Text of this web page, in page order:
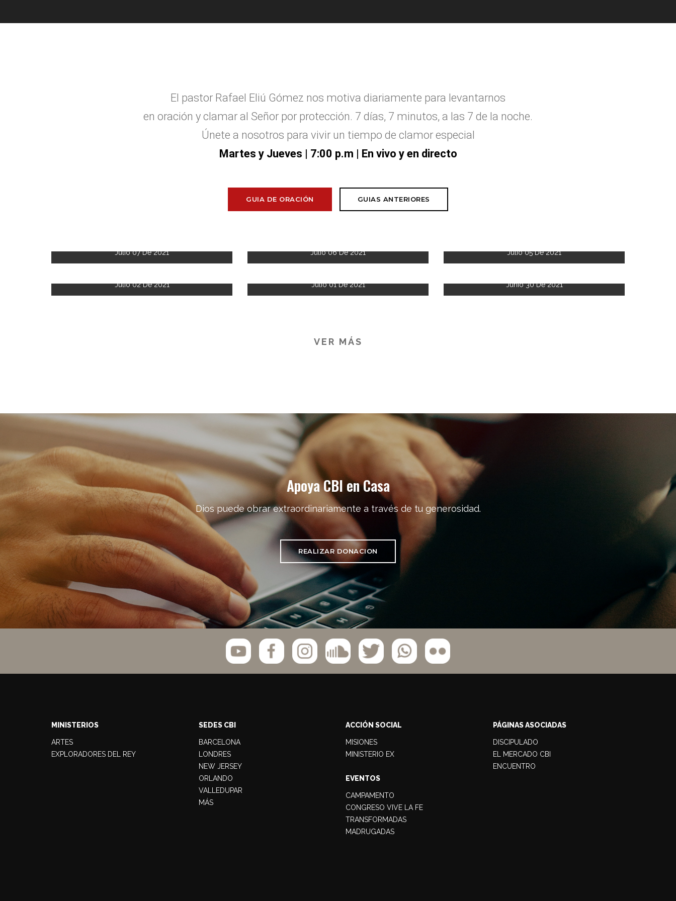
El pastor Rafael Eliú Gómez nos motiva diariamente para levantarnos
en oración y clamar al Señor por protección. 7 días, 7 minutos, a las 7 de la noche.
Únete a nosotros para vivir un tiempo de clamor especial
Martes y Jueves | 7:00 p.m | En vivo y en directo
GUIA DE ORACIÓN GUIAS ANTERIORES
Julio 07 De 2021 Julio 06 De 2021 Julio 05 De 2021
Julio 02 De 2021 Julio 01 De 2021 Junio 30 De 2021
VER MÁS
Apoya CBI en Casa
Dios puede obrar extraordinariamente a través de tu generosidad.
REALIZAR DONACION
MINISTERIOS
ARTES
EXPLORADORES DEL REY
SEDES CBI
BARCELONA
LONDRES
NEW JERSEY
ORLANDO
VALLEDUPAR
MÁS
ACCIÓN SOCIAL
MISIONES
MINISTERIO EX
EVENTOS
CAMPAMENTO
CONGRESO VIVE LA FE
TRANSFORMADAS
MADRUGADAS
PÁGINAS ASOCIADAS
DISCIPULADO
EL MERCADO CBI
ENCUENTRO